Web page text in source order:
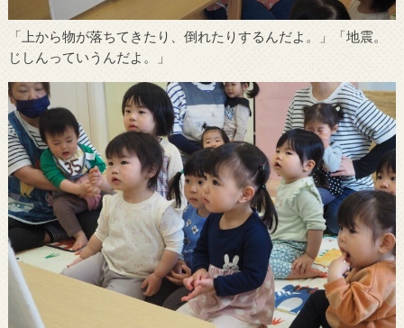
「上から物が落ちてきたり、倒れたりするんだよ。」「地震。
じしんっていうんだよ。」